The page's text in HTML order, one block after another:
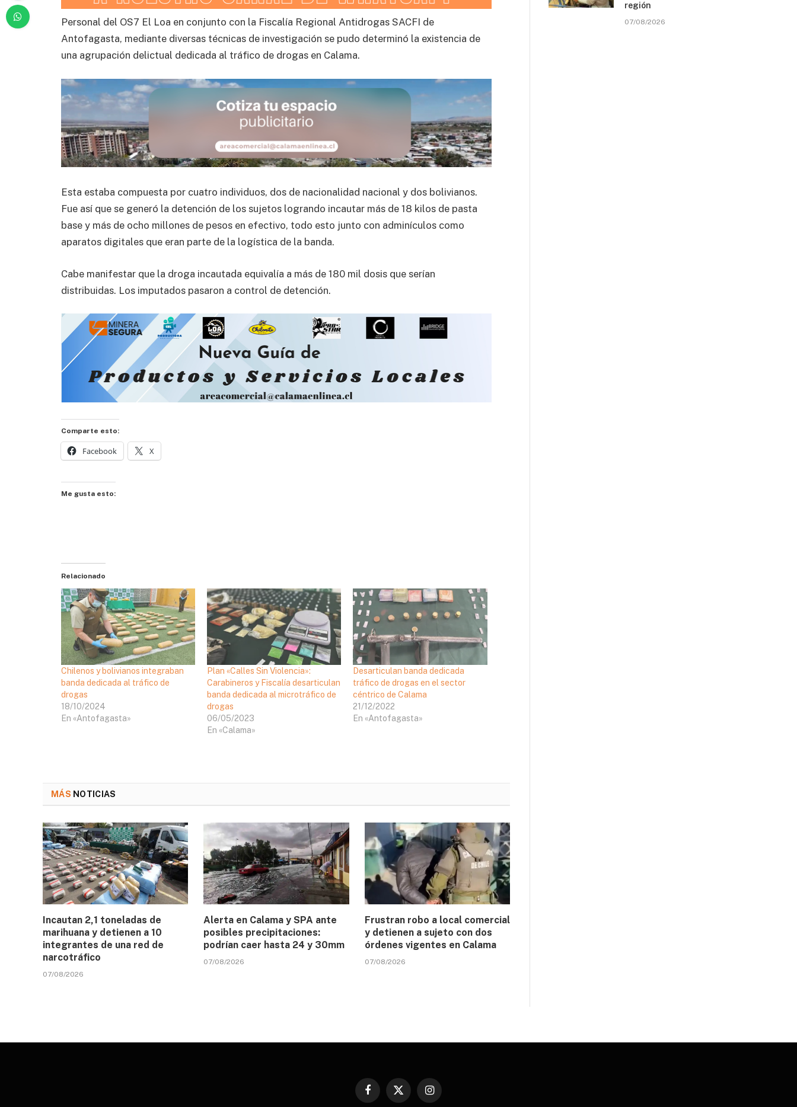
Personal del OS7 El Loa en conjunto con la Fiscalía Regional Antidrogas SACFI de
Antofagasta, mediante diversas técnicas de investigación se pudo determinó la existencia de
una agrupación delictual dedicada al tráfico de drogas en Calama.
Esta estaba compuesta por cuatro individuos, dos de nacionalidad nacional y dos bolivianos.
Fue así que se generó la detención de los sujetos logrando incautar más de 18 kilos de pasta
base y más de ocho millones de pesos en efectivo, todo esto junto con adminículos como
aparatos digitales que eran parte de la logística de la banda.
Cabe manifestar que la droga incautada equivalía a más de 180 mil dosis que serían
distribuidas. Los imputados pasaron a control de detención.
Comparte esto:
Facebook X
Me gusta esto:
Relacionado
Chilenos y bolivianos integraban
banda dedicada al tráfico de
drogas
18/10/2024
En «Antofagasta»
Plan «Calles Sin Violencia»:
Carabineros y Fiscalía desarticulan
banda dedicada al microtráfico de
drogas
06/05/2023
En «Calama»
Desarticulan banda dedicada
tráfico de drogas en el sector
céntrico de Calama
21/12/2022
En «Antofagasta»
MÁS NOTICIAS
Incautan 2,1 toneladas de
marihuana y detienen a 10
integrantes de una red de
narcotráfico
07/08/2026
Alerta en Calama y SPA ante
posibles precipitaciones:
podrían caer hasta 24 y 30mm
07/08/2026
Frustran robo a local comercial
y detienen a sujeto con dos
órdenes vigentes en Calama
07/08/2026
región
07/08/2026
Facebook
X
Instagram